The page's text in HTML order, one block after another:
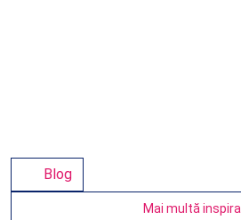
Blog
Mai multă